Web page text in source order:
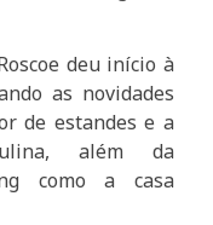
deu início à
as novidades
de estandes e a
além da
como a casa